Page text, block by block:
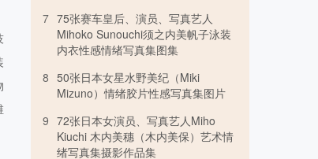
7 75张赛车皇后、演员、写真艺人
Mihoko Sunouchi须之内美帆子泳装
内衣性感情绪写真集图集
8 50张日本女星水野美纪（Miki
Mizuno）情绪胶片性感写真集图片
9 72张日本女演员、写真艺人Miho
Kiuchi 木内美穗（木内美保）艺术情
绪写真集摄影作品集